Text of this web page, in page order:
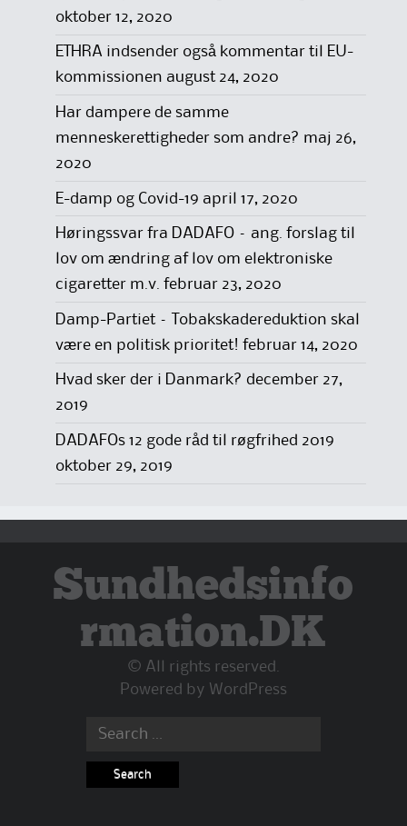
oktober 12, 2020
ETHRA indsender også kommentar til EU-
kommissionen august 24, 2020
Har dampere de samme
menneskerettigheder som andre? maj 26,
2020
E-damp og Covid-19 april 17, 2020
Høringssvar fra DADAFO – ang. forslag til
lov om ændring af lov om elektroniske
cigaretter m.v. februar 23, 2020
Damp-Partiet – Tobakskadereduktion skal
være en politisk prioritet! februar 14, 2020
Hvad sker der i Danmark? december 27,
2019
DADAFOs 12 gode råd til røgfrihed 2019
oktober 29, 2019
Sundhedsinfo
rmation.DK
© All rights reserved.
Powered by WordPress
Search